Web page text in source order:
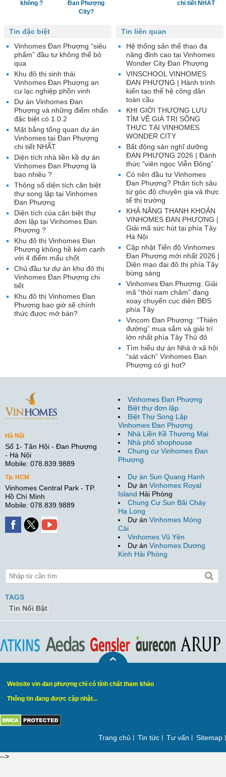
không ?
Đan Phượng
City?
chi tiết NHẤT
Tin liên quan
Hệ thống sân thể thao đa
năng đỉnh cao tại Vinhomes
Wonder City Đan Phượng
VINSCHOOL VINHOMES
ĐAN PHƯỢNG | Hành trình
kiến tạo thế hệ công dân
toàn cầu
KHI GIỚI THƯỢNG LƯU
TÌM VỀ GIÁ TRỊ SỐNG
THỰC TẠI VINHOMES
WONDER CITY
Bất động sản nghĩ dưỡng
ĐAN PHƯỢNG 2026 | Đánh
thức “viên ngọc Viễn Đông”
Có nên đầu tư Vinhomes
Đan Phượng? Phân tích sâu
từ góc độ chuyên gia và thực
tế thị trường
KHẢ NĂNG THANH KHOẢN
VINHOMES ĐAN PHƯỢNG |
Giải mã sức hút tại phía Tây
Hà Nội
Cập nhật Tiến độ Vinhomes
Đan Phượng mới nhất 2026 |
Diện mạo đại đô thị phía Tây
bừng sáng
Vinhomes Đan Phượng: Giải
mã “thỏi nam châm” đang
xoay chuyển cục diện BĐS
phía Tây
Vincom Đan Phượng: “Thiên
đường” mua sắm và giải trí
lớn nhất phía Tây Thủ đô
Tìm hiểu dự án Nhà ở xã hội
“sát vách” Vinhomes Đan
Phượng có gì hot?
Tin đặc biệt
Vinhomes Đan Phượng “siêu
phẩm” đầu tư không thể bỏ
qua
Khu đô thị sinh thái
Vinhomes Đan Phượng an
cư lạc nghiệp phồn vinh
Dự án Vinhomes Đan
Phượng và những điểm nhấn
đặc biệt có 1.0.2
Mặt bằng tổng quan dự án
Vinhomes tại Đan Phượng
chi tiết NHẤT
Diện tích nhà liền kề dự án
Vinhomes Đan Phượng là
bao nhiêu ?
Thông số diện tích căn biệt
thự song lập tại Vinhomes
Đan Phượng
Diện tích của căn biệt thự
đơn lập tại Vinhomes Đan
Phượng ?
Khu đô thị Vinhomes Đan
Phượng không hề kém cạnh
với 4 điểm mấu chốt
Chủ đầu tư dự án khu đô thị
Vinhomes Đan Phượng chi
tiết
Khu đô thị Vinhomes Đan
Phượng bao giờ sẽ chính
thức được mở bán?
Hà Nội
Số 1- Tân Hội - Đan Phượng
- Hà Nội
Mobile: 078.839.9889
Tp. HCM
Vinhomes Central Park - TP.
Hồ Chí Minh
Mobile: 078.839.9889
Vinhomes Đan Phượng
Biệt thự đơn lập
Biệt Thự Song Lập
Vinhomes Đan Phượng
Nhà Liền Kề Thương Mại
Nhà phố shophouse
Chung cư Vinhomes Đan
Phượng
Dự án Sun Quang Hanh
Dự án Vinhomes Royal
Island Hải Phòng
Chung Cư Sun Bãi Cháy
Hạ Long
Dự án Vinhomes Móng
Cái
Vinhomes Vũ Yên
Dự án Vinhomes Dương
Kinh Hải Phòng
TAGS
Tin Nổi Bật
Website vin đan phượng chỉ có tính chất tham khảo
Thông tin đang được cập nhật...
Trang chủ Tin tức Tư vấn Sitemap
-->